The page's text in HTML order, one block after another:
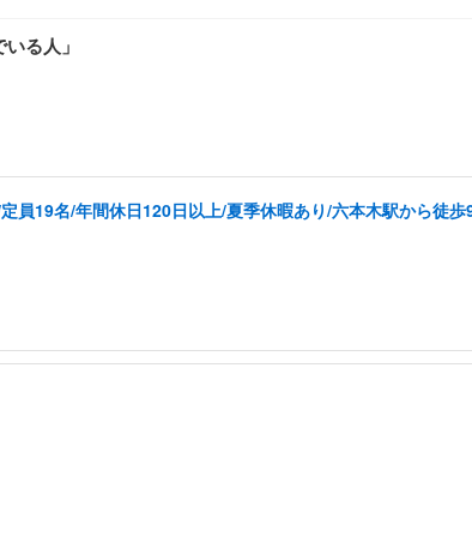
る人」
員19名/年間休日120日以上/夏季休暇あり/六本木駅から徒歩